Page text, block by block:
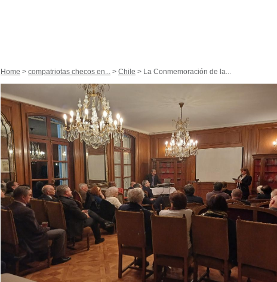
Home > compatriotas checos en... > Chile > La Conmemoración de la...